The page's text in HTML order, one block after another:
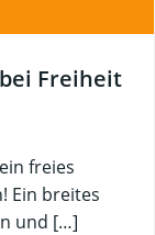
Freiheit
freies
Ein breites
und […]